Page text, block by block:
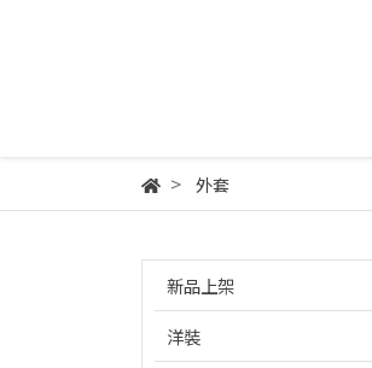
外套
新品上架
洋裝